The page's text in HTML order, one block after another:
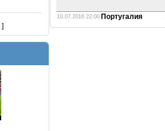
]
10.07.2016 22:00 Португалия